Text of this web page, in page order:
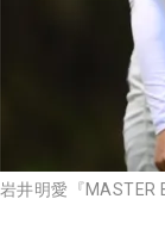
岩井明愛『MASTER